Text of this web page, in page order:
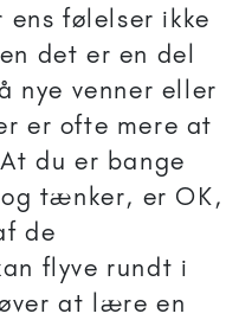
ens følelser ikke
det er en del
nye venner eller
er ofte mere at
du er bange
tænker, er OK,
de
flyve rundt i
at lære en